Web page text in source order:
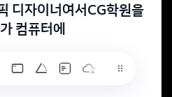
디자이너여서CG학원을
컴퓨터에